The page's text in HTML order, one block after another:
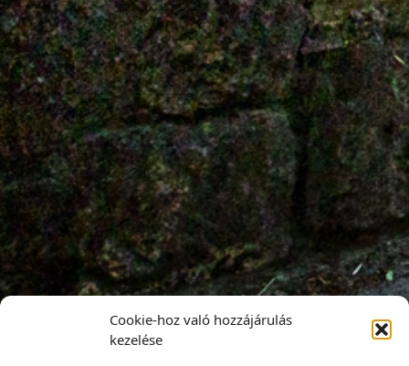
Cookie-hoz való hozzájárulás
kezelése